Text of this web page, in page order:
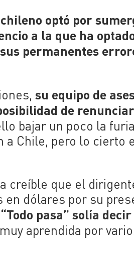
optó por
a la que ha
permanentes
su equipo de
de
bajar un poco la
Chile, pero lo cierto
creíble que el
dólares por su
“Todo pasa” solía
aprendida por